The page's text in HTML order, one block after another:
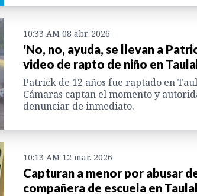
10:33 AM 08 abr. 2026
'No, no, ayuda, se llevan a
video de rapto de niño en
Patrick de 12 años fue raptado en
Cámaras captan el momento y
denunciar de inmediato.
10:13 AM 12 mar. 2026
Capturan a menor por abusar
compañera de escuela en